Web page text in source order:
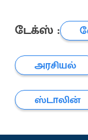
டேக்ஸ் :
அரசியல்
ஸ்டாலின்